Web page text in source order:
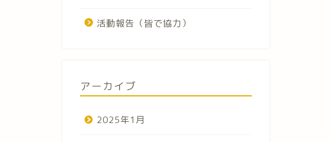
活動報告（皆で協力）
アーカイブ
2025年1月